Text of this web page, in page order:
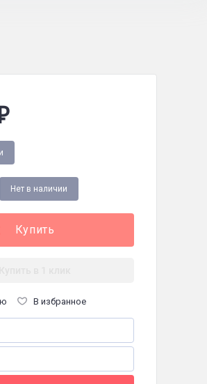
Нет в наличии
В избранное